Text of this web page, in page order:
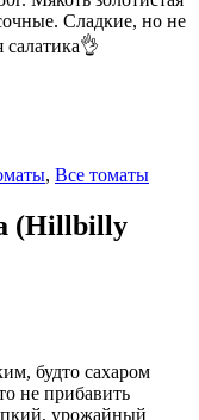
Сладкие, но не
салатика👌
, Все томаты
(Hillbilly
будто сахаром
не прибавить
урожайный